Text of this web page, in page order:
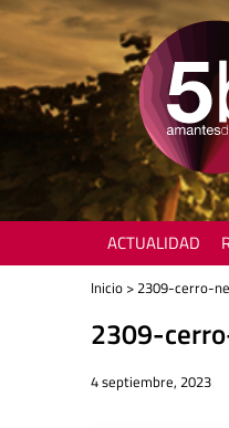
ACTUALIDAD
Inicio > 2309-cerro-
2309-
4 septiembre, 2023